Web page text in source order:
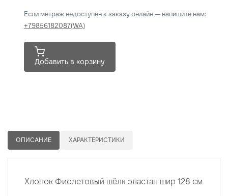
Если метраж недоступен к заказу онлайн — напишите нам:
+79856182087(WA)
Добавить в корзину
ОПИСАНИЕ ХАРАКТЕРИСТИКИ
Хлопок Фиолетовый шёлк эластан шир 128 см